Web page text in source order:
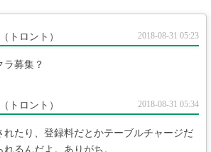
（トロント） 2018-08-31 05:23
募集？
（トロント） 2018-08-31 05:34
れたり、登録料だとかテーブルチャージだ
るんだよ。ありがち。